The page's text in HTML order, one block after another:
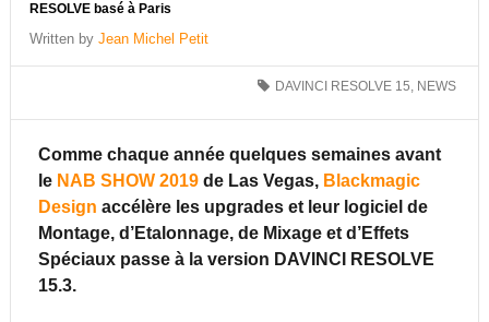
RESOLVE basé à Paris
Written byJean Michel Petit
DAVINCI RESOLVE 15, NEWS
Comme chaque année quelques semaines avant
le NAB SHOW 2019de Las Vegas, Blackmagic
Design accélère les upgrades et leur logiciel de
Montage, d’Etalonnage, de Mixage et d’Effets
Spéciaux passe à la version DAVINCI RESOLVE
15.3.